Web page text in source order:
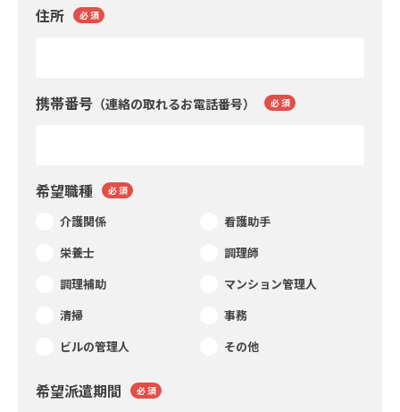
住所 必 須
携帯番号 （連絡の取れるお電話番号） 必 須
希望職種 必 須
介護関係
看護助手
栄養士
調理師
調理補助
マンション管理人
清掃
事務
ビルの管理人
その他
希望派遣期間 必 須